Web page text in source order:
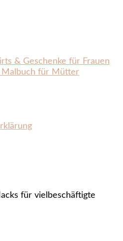
& Geschenke für Frauen
Malbuch für Mütter
für vielbeschäftigte